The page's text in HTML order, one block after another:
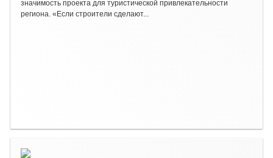
значимость проекта для туристической привлекательности
региона. «Если строители сделают...